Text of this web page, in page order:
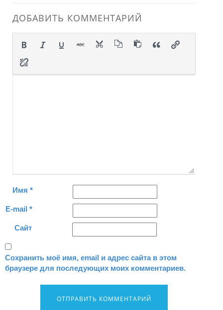
ДОБАВИТЬ КОММЕНТАРИЙ
Имя *
E-mail *
Сайт
Сохранить моё имя, email и адрес сайта в этом
браузере для последующих моих комментариев.